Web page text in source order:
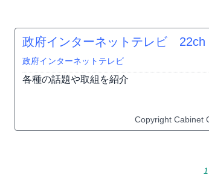
政府インターネットテレビ 22ch
政府インターネットテレビ
各種の話題や取組を紹介
Copyright Cabinet
1